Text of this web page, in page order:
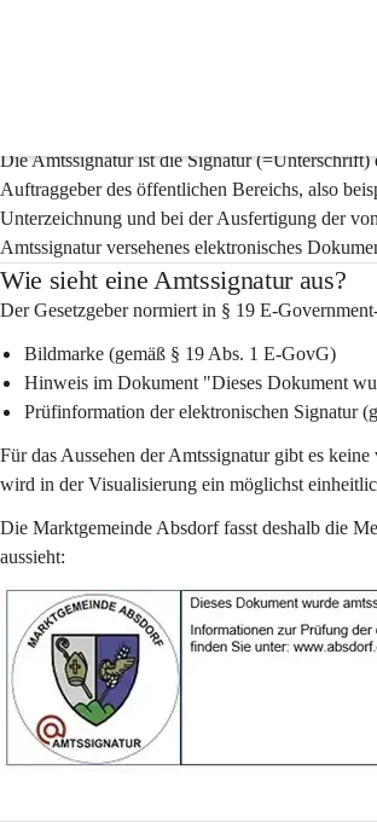
Die Amtssignatur ist die Signatur
Auftraggeber des öffentlichen Bereichs, also
Unterzeichnung und bei der Ausfertigung der
Amtssignatur versehenes elektronisches
Wie sieht eine Amtssignatur aus?
Der Gesetzgeber normiert in § 19 E-
Bildmarke (gemäß § 19 Abs. 1 E-GovG)
Hinweis im Dokument "Dieses Dokument
Prüfinformation der elektronischen Signatur
Für das Aussehen der Amtssignatur gibt es
wird in der Visualisierung ein möglichst
Die Marktgemeinde Absdorf fasst deshalb die
aussieht: